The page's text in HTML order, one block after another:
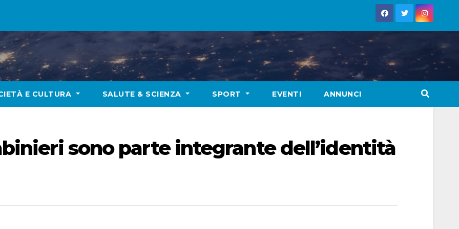
E CULTURA SALUTE & SCIENZA SPORT EVENTI ANNUNCI
sono parte integrante dell’identità